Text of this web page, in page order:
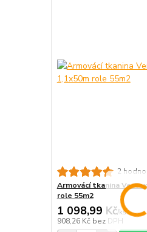
2
Armovácí tkanina
role 55m2
1 098,99 Kč/ks
908,26 Kč bez DPH